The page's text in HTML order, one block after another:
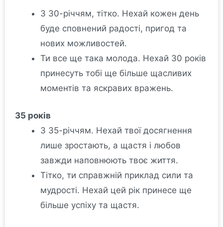
З 30-річчям, тітко. Нехай кожен день
буде сповнений радості, пригод та
нових можливостей.
Ти все ще така молода. Нехай 30 років
принесуть тобі ще більше щасливих
моментів та яскравих вражень.
35 років
З 35-річчям. Нехай твої досягнення
лише зростають, а щастя і любов
завжди наповнюють твоє життя.
Тітко, ти справжній приклад сили та
мудрості. Нехай цей рік принесе ще
більше успіху та щастя.